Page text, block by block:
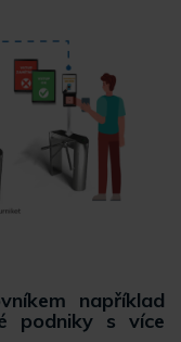
například
podniky s více